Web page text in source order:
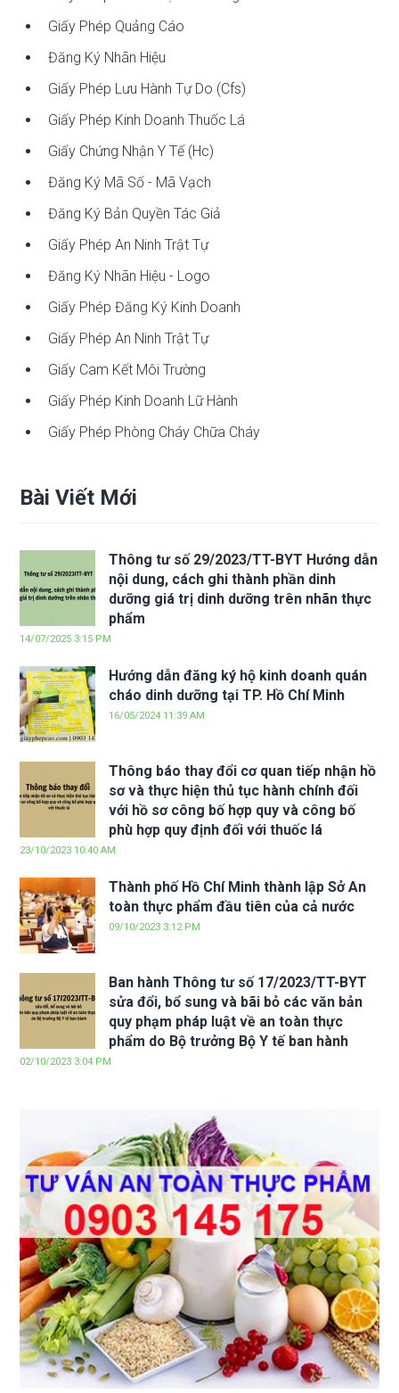
Giấy Phép Quảng Cáo
Đăng Ký Nhãn Hiệu
Giấy Phép Lưu Hành Tự Do (cfs)
Giấy Phép Kinh Doanh Thuốc Lá
Giấy Chứng Nhận Y Tế (hc)
Đăng Ký Mã Số - Mã Vạch
Đăng Ký Bản Quyền Tác Giả
Giấy Phép An Ninh Trật Tự
Đăng Ký Nhãn Hiệu - Logo
Giấy Phép Đăng Ký Kinh Doanh
Giấy Phép An Ninh Trật Tự
Giấy Cam Kết Môi Trường
Giấy Phép Kinh Doanh Lữ Hành
Giấy Phép Phòng Cháy Chữa Cháy
Bài Viết Mới
Thông tư số 29/2023/TT-BYT Hướng dẫn
nội dung, cách ghi thành phần dinh
dưỡng giá trị dinh dưỡng trên nhãn thực
phẩm
14/07/2025 3:15 PM
Hướng dẫn đăng ký hộ kinh doanh quán
cháo dinh dưỡng tại TP. Hồ Chí Minh
16/05/2024 11:39 AM
Thông báo thay đổi cơ quan tiếp nhận hồ
sơ và thực hiện thủ tục hành chính đối
với hồ sơ công bố hợp quy và công bố
phù hợp quy định đối với thuốc lá
23/10/2023 10:40 AM
Thành phố Hồ Chí Minh thành lập Sở An
toàn thực phẩm đầu tiên của cả nước
09/10/2023 3:12 PM
Ban hành Thông tư số 17/2023/TT-BYT
sửa đổi, bổ sung và bãi bỏ các văn bản
quy phạm pháp luật về an toàn thực
phẩm do Bộ trưởng Bộ Y tế ban hành
02/10/2023 3:04 PM